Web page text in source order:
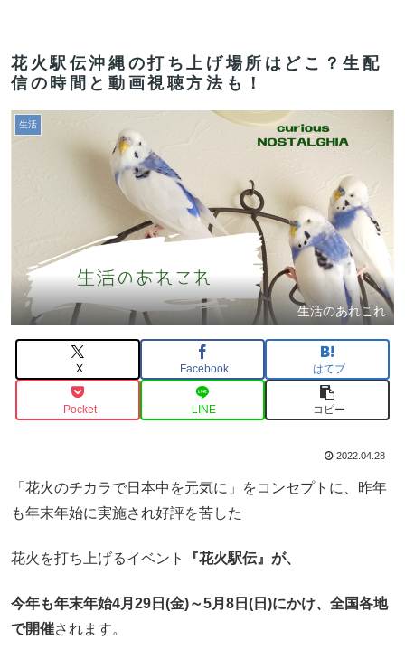
花火駅伝沖縄の打ち上げ場所はどこ？生配
信の時間と動画視聴方法も！
生活
生活のあれこれ
X Facebook はてブ
Pocket LINE コピー
2022.04.28
「花火のチカラで日本中を元気に」をコンセプトに、昨年
も年末年始に実施され好評を苦した
花火を打ち上げるイベント 『花火駅伝』が、
今年も年末年始4月29日(金)～5月8日(日)にかけ、全国各地
で開催されます。